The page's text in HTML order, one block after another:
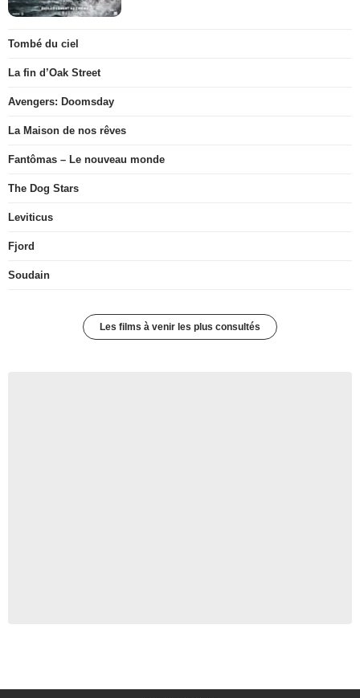
Tombé du ciel
La fin d’Oak Street
Avengers: Doomsday
La Maison de nos rêves
Fantômas – Le nouveau monde
The Dog Stars
Leviticus
Fjord
Soudain
Les films à venir les plus consultés